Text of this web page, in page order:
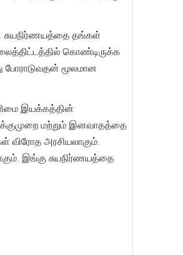
சுயநிர்ணயத்தை தங்கள்
கொண்டிருக்க
போராடுவதன் மூலமான
இயக்கத்தின்
மற்றும் இனவாதத்தை
விரோத அரசியலாகும்.
இங்கு சுயநிர்ணயத்தை